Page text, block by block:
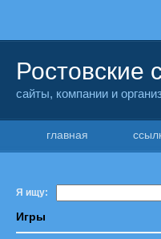
Ростовские
сайты, компании и
главная
Я ищу:
Игры